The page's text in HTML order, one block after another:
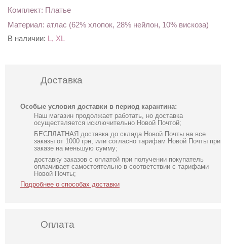
Комплект: Платье
Материал: атлас (62% хлопок, 28% нейлон, 10% вискоза)
В наличии: L, XL
Доставка
Особые условия доставки в период карантина:
Наш магазин продолжает работать, но доставка
осуществляется исключительно Новой Почтой;
БЕСПЛАТНАЯ доставка до склада Новой Почты на все
заказы от 1000 грн, или согласно тарифам Новой Почты при
заказе на меньшую сумму;
доставку заказов с оплатой при получении покупатель
оплачивает самостоятельно в соответствии с тарифами
Новой Почты;
Подробнее о способах доставки
Оплата